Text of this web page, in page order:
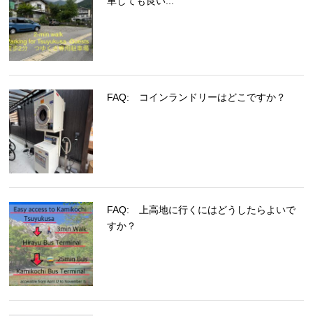
FAQ: コインランドリーはどこですか？
FAQ: 上高地に行くにはどうしたらよいで
すか？